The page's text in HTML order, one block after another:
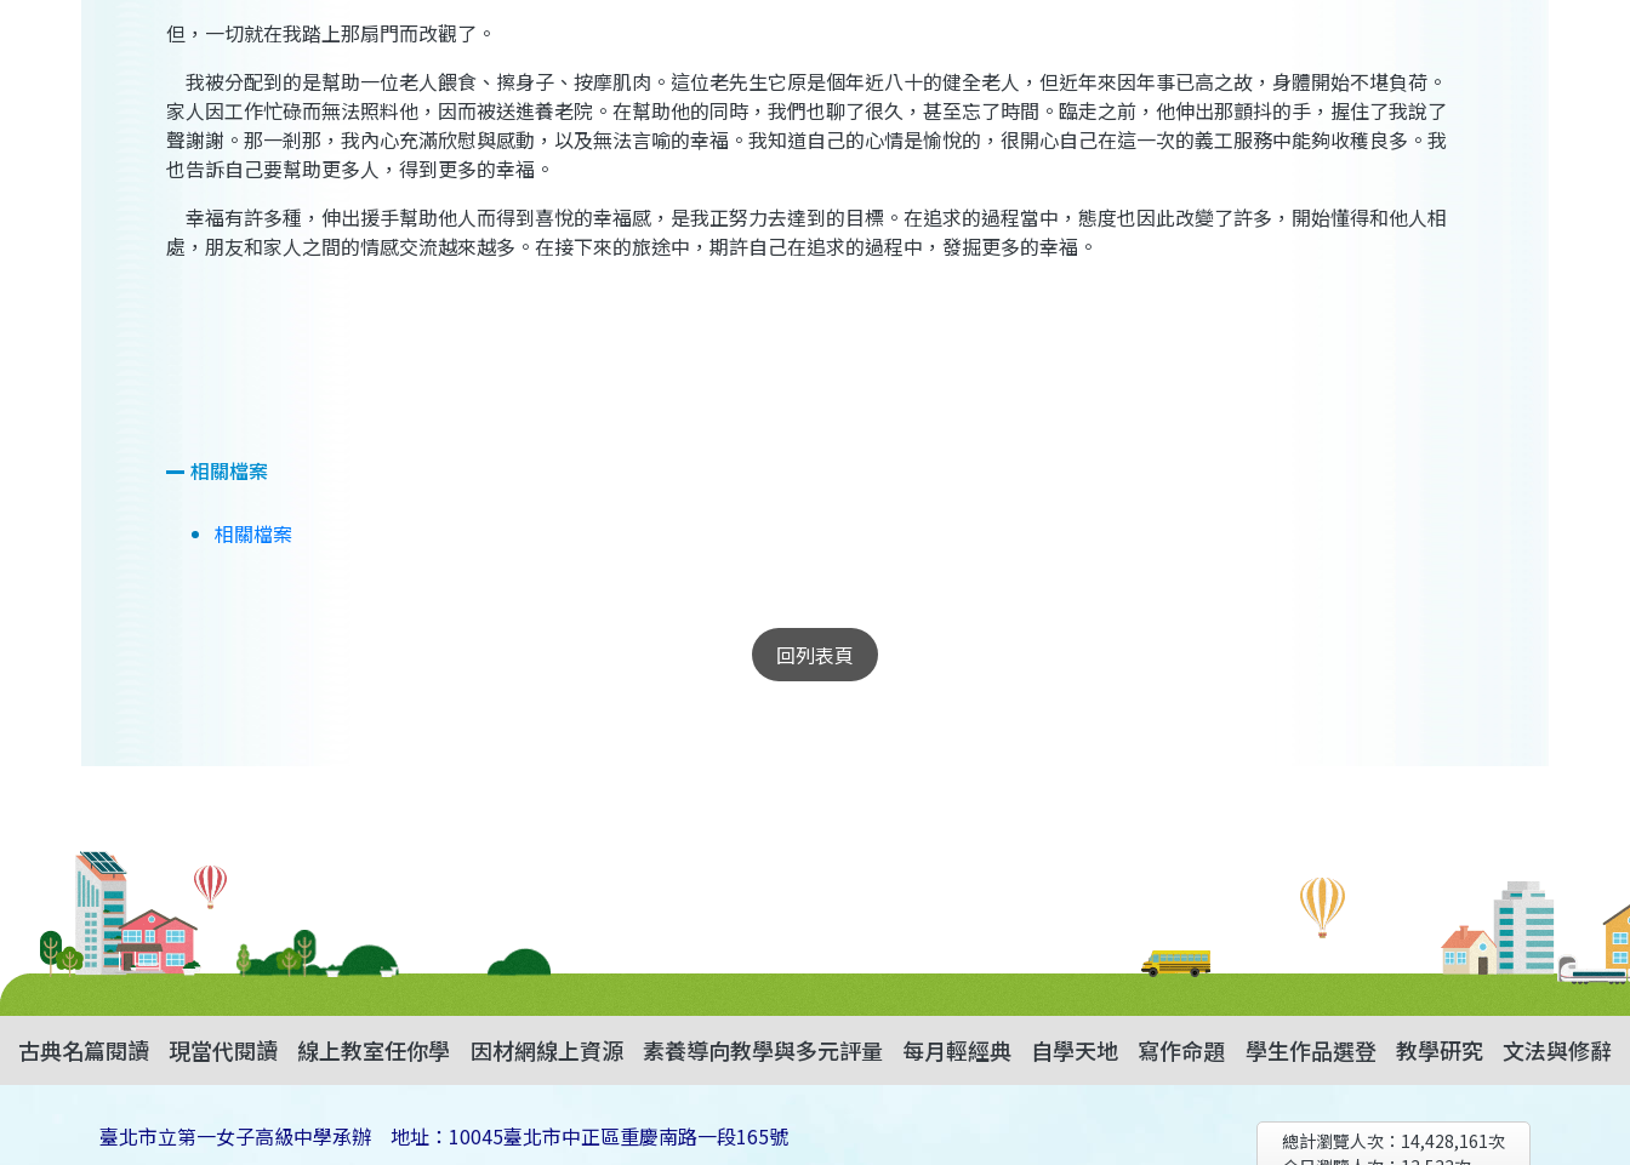
但，一切就在我踏上那扇門而改觀了。
我被分配到的是幫助一位老人餵食、擦身子、按摩肌肉。這位老先生它原是個年近八十的健全老人，但近年來因年事已高之故，身體開始不堪負荷。
家人因工作忙碌而無法照料他，因而被送進養老院。在幫助他的同時，我們也聊了很久，甚至忘了時間。臨走之前，他伸出那顫抖的手，握住了我說了
聲謝謝。那一剎那，我內心充滿欣慰與感動，以及無法言喻的幸福。我知道自己的心情是愉悅的，很開心自己在這一次的義工服務中能夠收穫良多。我
也告訴自己要幫助更多人，得到更多的幸福。
幸福有許多種，伸出援手幫助他人而得到喜悅的幸福感，是我正努力去達到的目標。在追求的過程當中，態度也因此改變了許多，開始懂得和他人相
處，朋友和家人之間的情感交流越來越多。在接下來的旅途中，期許自己在追求的過程中，發掘更多的幸福。
相關檔案
相關檔案
回列表頁
古典名篇閱讀 現當代閱讀 線上教室任你學 因材網線上資源 素養導向教學與多元評量 每月輕經典 自學天地 寫作命題 學生作品選登 教學研究 文法與修辭
臺北市立第一女子高級中學承辦 地址：10045臺北市中正區重慶南路一段165號 總計瀏覽人次： 14,428,161次